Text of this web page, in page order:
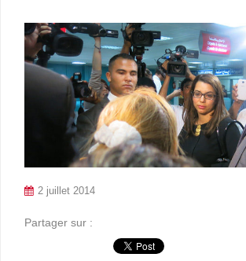
2 juillet 2014
Partager sur :